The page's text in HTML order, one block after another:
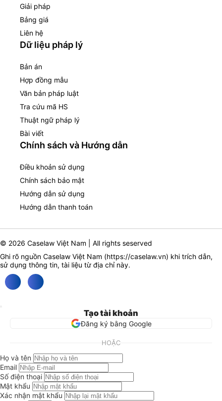
Giải pháp
Bảng giá
Liên hệ
Dữ liệu pháp lý
Bản án
Hợp đồng mẫu
Văn bản pháp luật
Tra cứu mã HS
Thuật ngữ pháp lý
Bài viết
Chính sách và Hướng dẫn
Điều khoản sử dụng
Chính sách bảo mật
Hướng dẫn sử dụng
Hướng dẫn thanh toán
© 2026 Caselaw Việt Nam | All rights seserved
Ghi rõ nguồn Caselaw Việt Nam (https://caselaw.vn) khi trích dẫn,
sử dụng thông tin, tài liệu từ địa chỉ này.
Tạo tài khoản
Đăng ký bằng Google
HOẶC
Họ và tên
Email
Số điện thoại
Mật khẩu
Xác nhận mật khẩu